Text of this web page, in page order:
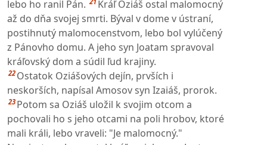
lebo ho ranil Pán.
Kráľ Oziáš ostal malomocný
až do dňa svojej smrti. Býval v dome v ústraní,
postihnutý malomocenstvom, lebo bol vylúčený
z Pánovho domu. A jeho syn Joatam spravoval
kráľovský dom a súdil ľud krajiny.
22 Ostatok Oziášových dejín, prvších i
neskorších, napísal Amosov syn Izaiáš, prorok.
23 Potom sa Oziáš uložil k svojim otcom a
pochovali ho s jeho otcami na poli hrobov, ktoré
mali králi, lebo vraveli: "Je malomocný."